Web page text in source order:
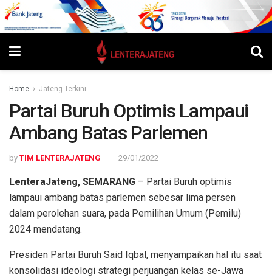
Home Jateng Terkini
Partai Buruh Optimis Lampaui
Ambang Batas Parlemen
by TIM LENTERAJATENG 29/01/2022
LenteraJateng, SEMARANG – Partai Buruh optimis
lampaui ambang batas parlemen sebesar lima persen
dalam perolehan suara, pada Pemilihan Umum (Pemilu)
2024 mendatang.
Presiden Partai Buruh Said Iqbal, menyampaikan hal itu saat
konsolidasi ideologi strategi perjuangan kelas se-Jawa